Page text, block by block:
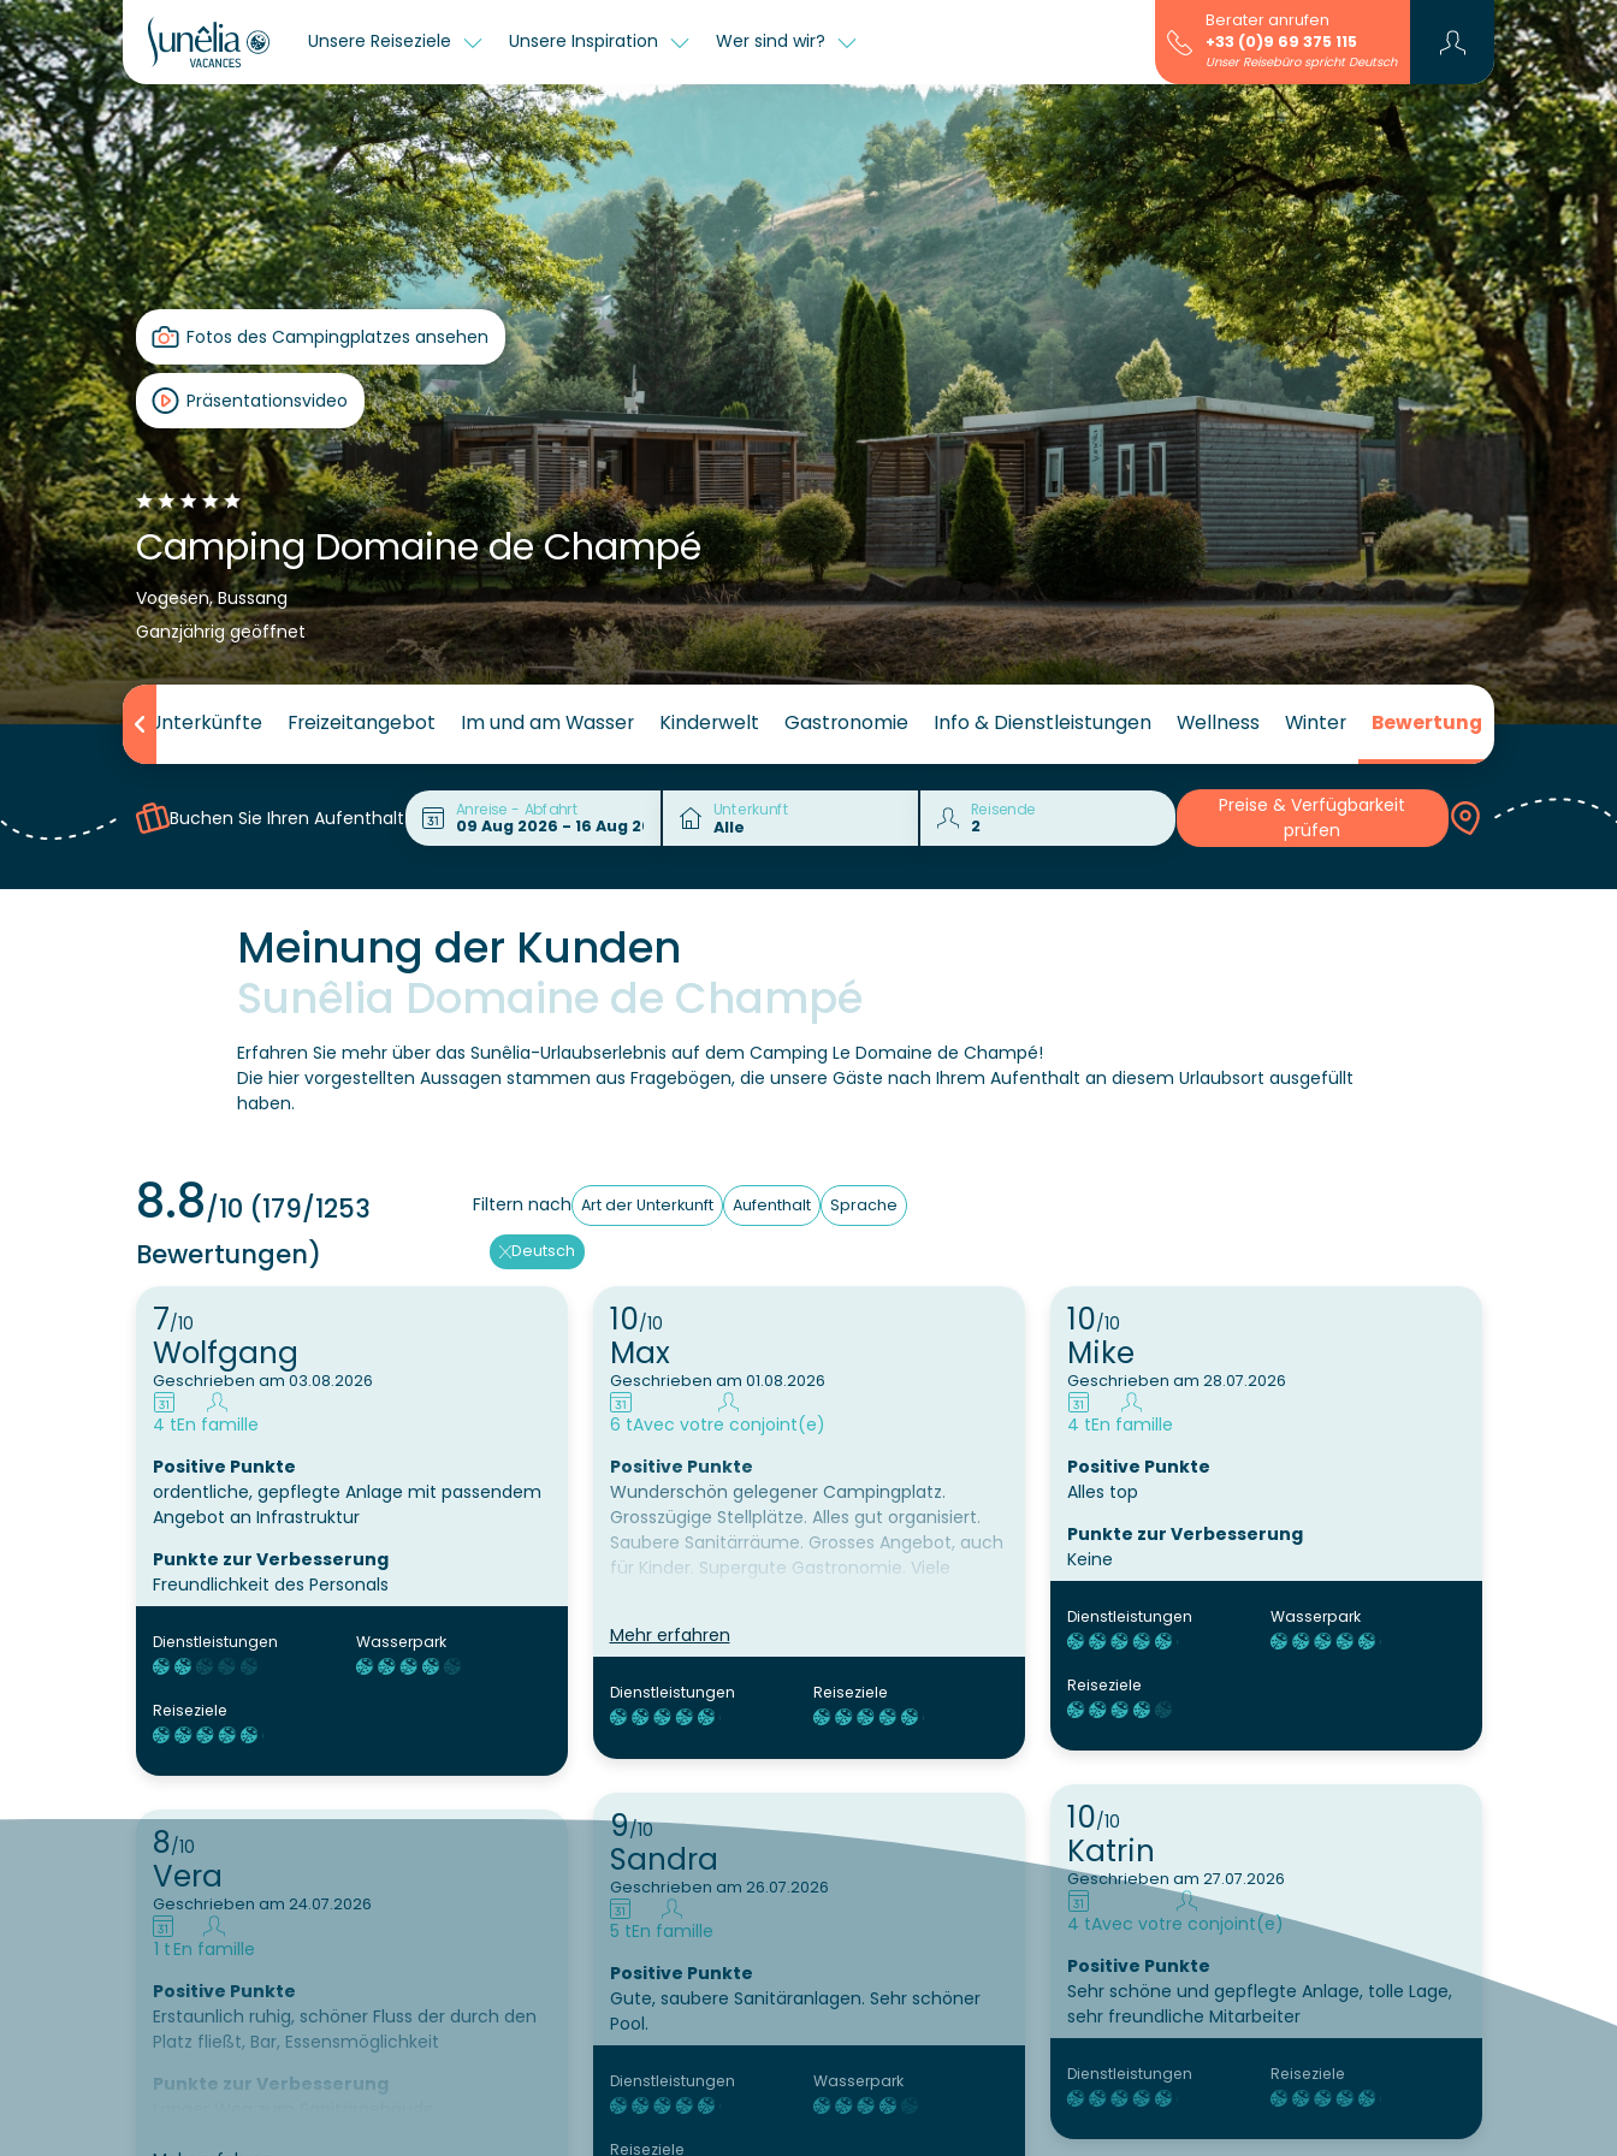
Unsere Reiseziele Unsere Inspiration Wer sind wir?
Berater anrufen
+33 (0)9 69 375 115
Unser Reisebüro spricht Deutsch
Fotos des Campingplatzes ansehen
Präsentationsvideo
Camping Domaine de Champé
Vogesen, Bussang
Ganzjährig geöffnet
Unterkünfte Freizeitangebot Im und am Wasser Kinderwelt Gastronomie Info & Dienstleistungen Wellness Winter Bewertung
Buchen Sie Ihren Aufenthalt Anreise - Abfahrt Unterkunft Reisende
Preise & Verfügbarkeit
prüfen
Meinung der Kunden
Sunêlia Domaine de Champé
Erfahren Sie mehr über das Sunêlia-Urlaubserlebnis auf dem Camping Le Domaine de Champé!
Die hier vorgestellten Aussagen stammen aus Fragebögen, die unsere Gäste nach Ihrem Aufenthalt an diesem Urlaubsort ausgefüllt
haben.
8.8/10 (179/1253
Bewertungen)
Filtern nach Art der Unterkunft Aufenthalt Sprache
Deutsch
7/10
Wolfgang
Geschrieben am 03.08.2026
4 tEn famille
Positive Punkte
ordentliche, gepflegte Anlage mit passendem
Angebot an Infrastruktur
Punkte zur Verbesserung
Freundlichkeit des Personals
Dienstleistungen Wasserpark
Reiseziele
10/10
Max
Geschrieben am 01.08.2026
6 tAvec votre conjoint(e)
Positive Punkte
Wunderschön gelegener Campingplatz.
Grosszügige Stellplätze. Alles gut organisiert.
Saubere Sanitärräume. Grosses Angebot, auch
für Kinder. Supergute Gastronomie. Viele
Punkte zur Verbesserung
Einzige Kritikpunkte: Zu wenige Herrentoiletten
Wasser in den Duschen zu heiss und teilweise
Mehr erfahren
Dienstleistungen Reiseziele
10/10
Mike
Geschrieben am 28.07.2026
4 tEn famille
Positive Punkte
Alles top
Punkte zur Verbesserung
Keine
Dienstleistungen Wasserpark
Reiseziele
10/10
Katrin
Geschrieben am 27.07.2026
4 tAvec votre conjoint(e)
Positive Punkte
Sehr schöne und gepflegte Anlage, tolle Lage,
sehr freundliche Mitarbeiter
Dienstleistungen Reiseziele
9/10
Sandra
Geschrieben am 26.07.2026
5 tEn famille
Positive Punkte
Gute, saubere Sanitäranlagen. Sehr schöner
Pool.
Dienstleistungen Wasserpark
Reiseziele
8/10
Vera
Geschrieben am 24.07.2026
1 tEn famille
Positive Punkte
Erstaunlich ruhig, schöner Fluss der durch den
Platz fließt, Bar, Essensmöglichkeit
Punkte zur Verbesserung